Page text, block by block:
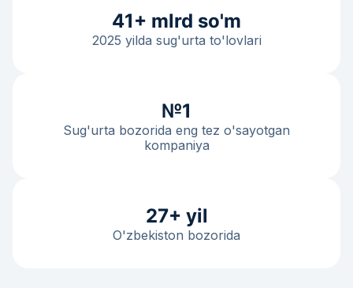
41+ mlrd so'm
2025 yilda sug'urta to'lovlari
№1
Sug'urta bozorida eng tez o'sayotgan
kompaniya
27+ yil
O'zbekiston bozorida